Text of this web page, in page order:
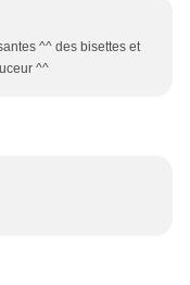
^^ des bisettes et
^^